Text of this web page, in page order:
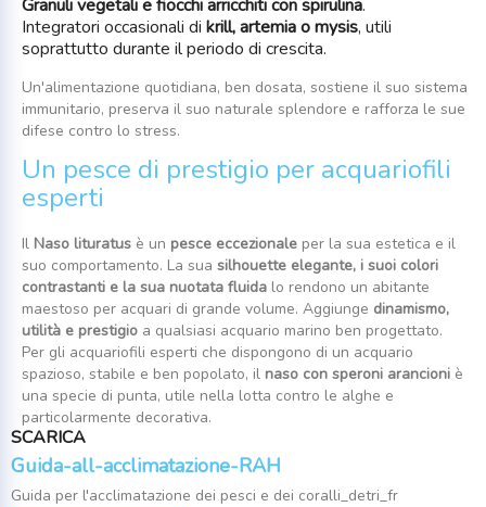
Granuli vegetali e fiocchi arricchiti con spirulina.
Integratori occasionali di krill, artemia o mysis, utili
soprattutto durante il periodo di crescita.
Un'alimentazione quotidiana, ben dosata, sostiene il suo sistema
immunitario, preserva il suo naturale splendore e rafforza le sue
difese contro lo stress.
Un pesce di prestigio per acquariofili
esperti
Il Naso lituratus è un pesce eccezionale per la sua estetica e il
suo comportamento. La sua silhouette elegante, i suoi colori
contrastanti e la sua nuotata fluida lo rendono un abitante
maestoso per acquari di grande volume. Aggiunge dinamismo,
utilità e prestigio a qualsiasi acquario marino ben progettato.
Per gli acquariofili esperti che dispongono di un acquario
spazioso, stabile e ben popolato, il naso con speroni arancioni è
una specie di punta, utile nella lotta contro le alghe e
particolarmente decorativa.
SCARICA
Guida-all-acclimatazione-RAH
Guida per l'acclimatazione dei pesci e dei coralli_detri_fr